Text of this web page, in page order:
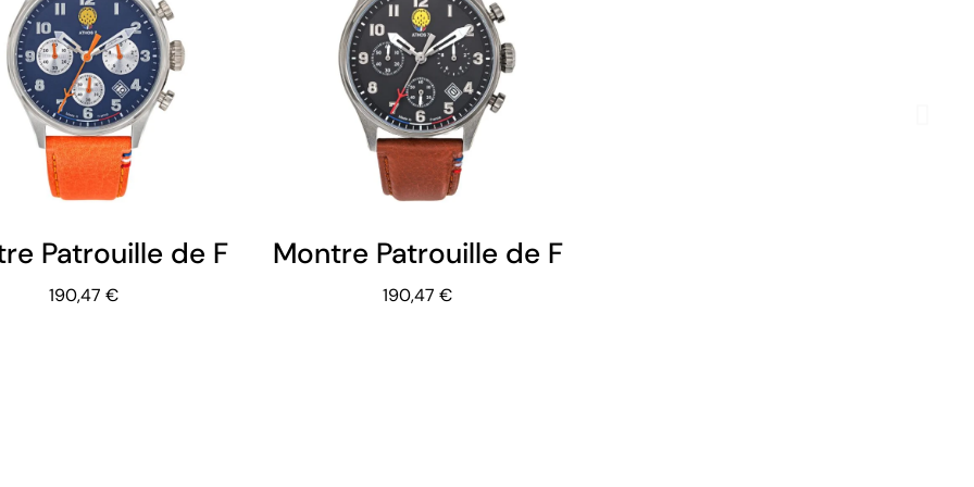
Patrouille de France - Athos 7 - Chronographe - Cuir Orange
190,47 €
Montre Patrouille de France - Athos 7 -
190,47 €